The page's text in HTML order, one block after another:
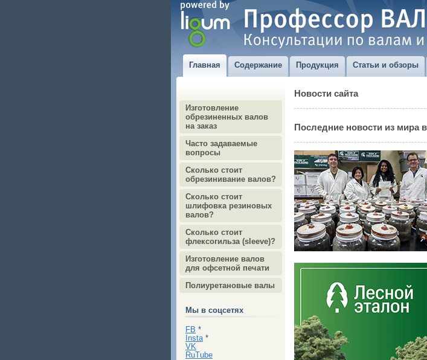
Главная Содержание Продукция Статьи и обзоры
Изготовление
обрезиненных валов
на заказ
Часто задаваемые
вопросы
Сколько стоит
обрезинивание валов?
Сколько стоит
шлифовка резиновых
валов?
Сколько стоит
флексогильза (sleeve)?
Изготовление валов
для офсетной печати
Полиуретановые валы
Мы в соцсетях
FB *
Insta *
VK
RuTube
Новости сайта
Последние новости из мира